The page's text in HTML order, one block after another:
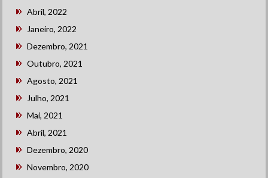
Abril, 2022
Janeiro, 2022
Dezembro, 2021
Outubro, 2021
Agosto, 2021
Julho, 2021
Mai, 2021
Abril, 2021
Dezembro, 2020
Novembro, 2020